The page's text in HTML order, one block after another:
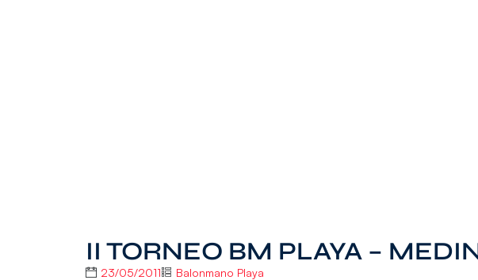
II TORNEO BM PLAYA –
23/05/2011 Balonmano Playa